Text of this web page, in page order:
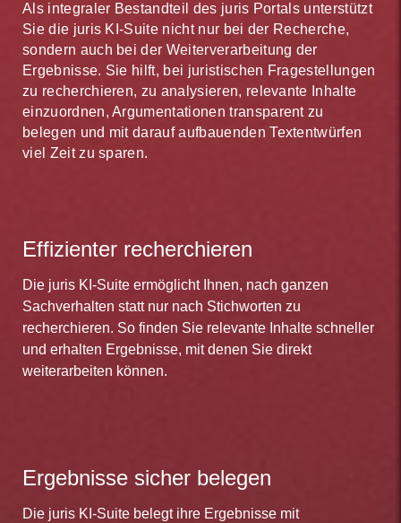
Als integraler Bestandteil des juris Portals unterstützt
Sie die juris KI-Suite nicht nur bei der Recherche,
sondern auch bei der Weiterverarbeitung der
Ergebnisse. Sie hilft, bei juristischen Fragestellungen
zu recherchieren, zu analysieren, relevante Inhalte
einzuordnen, Argumentationen transparent zu
belegen und mit darauf aufbauenden Textentwürfen
viel Zeit zu sparen.
Effizienter recherchieren
Die juris KI-Suite ermöglicht Ihnen, nach ganzen
Sachverhalten statt nur nach Stichworten zu
recherchieren. So finden Sie relevante Inhalte schneller
und erhalten Ergebnisse, mit denen Sie direkt
weiterarbeiten können.
Ergebnisse sicher belegen
Die juris KI-Suite belegt ihre Ergebnisse mit